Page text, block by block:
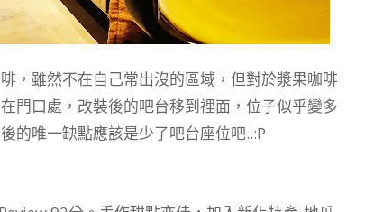
，雖然不在自己常出沒的區域，但對於漿果咖啡
門口處，改裝後的吧台移到裡面，位子似乎變多
的唯一缺點應該是少了吧台座位吧..:P